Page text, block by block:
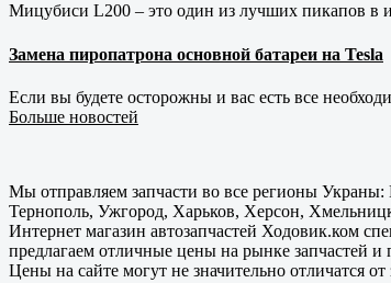
Мицубиси L200 – это один из лучших пикапов в
Замена пиропатрона основной батареи на Tesla
Если вы будете осторожны и вас есть все
Больше новостей
Мы отправляем запчасти во все регионы
Тернополь, Ужгород, Харьков, Херсон,
Интернет магазин автозапчастей Ходовик.ком
предлагаем отличные цены на рынке запчастей
Цены на сайте могут не значительно отличатся